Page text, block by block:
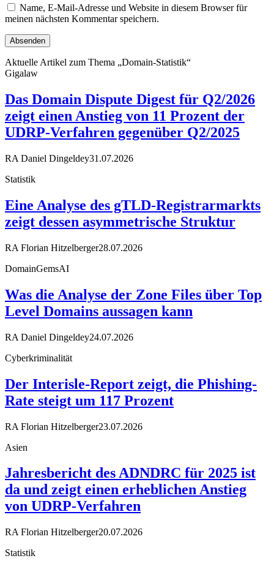
Name, E-Mail-Adresse und Website in diesem Browser für
meinen nächsten Kommentar speichern.
Aktuelle Artikel zum Thema „Domain-Statistik“
Gigalaw
Das Domain Dispute Digest für Q2/2026
zeigt einen Anstieg von 11 Prozent der
UDRP-Verfahren gegenüber Q2/2025
RA Daniel Dingeldey31.07.2026
Statistik
Eine Analyse des gTLD-Registrarmarkts
zeigt dessen asymmetrische Struktur
RA Florian Hitzelberger28.07.2026
DomainGemsAI
Was die Analyse der Zone Files über Top
Level Domains aussagen kann
RA Daniel Dingeldey24.07.2026
Cyberkriminalität
Der Interisle-Report zeigt, die Phishing-
Rate steigt um 117 Prozent
RA Florian Hitzelberger23.07.2026
Asien
Jahresbericht des ADNDRC für 2025 ist
da und zeigt einen erheblichen Anstieg
von UDRP-Verfahren
RA Florian Hitzelberger20.07.2026
Statistik